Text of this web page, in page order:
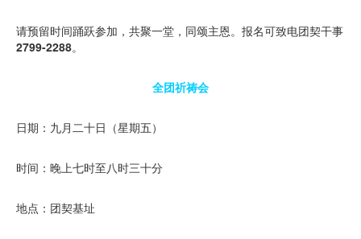
请预留时间踊跃参加，共聚一堂，同颂主恩。报名可致电团契干事
2799-2288。
全团祈祷会
日期：九月二十日（星期五）
时间：晚上七时至八时三十分
地点：团契基址